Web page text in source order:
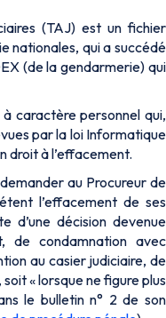
(TAJ) est un fichier
nationales, qui a succédé
(de la gendarmerie) qui
caractère personnel qui,
par la loi Informatique
droit à l’effacement.
au Procureur de
l’effacement de ses
d’une décision devenue
de condamnation avec
au casier judiciaire, de
« lorsque ne figure plus
le bulletin n° 2 de son